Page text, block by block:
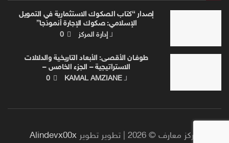
إصدار “كتاب الصكوك الاستثمارية في التمويل
الإسلامي: صكوك الإجارة أنموذجا”
لـ إدارة المركز
طوفـان الأقصـى: الأبعاد التاريخية والدلالات
الاستراتيجية – الجزء الخامس –
لـ KAMAL AMZIANE
0
مركز معارف © 2026 | تطوير تطوير Alindevx00x